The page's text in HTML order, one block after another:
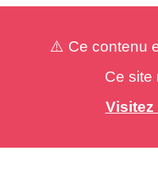
⚠️ Ce contenu
Ce site